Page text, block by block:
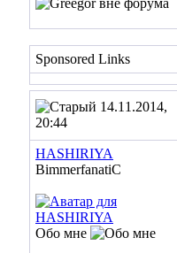
Sponsored Links
14.11.2014,
20:44
HASHIRIYA
BimmerfanatiC
Обо мне